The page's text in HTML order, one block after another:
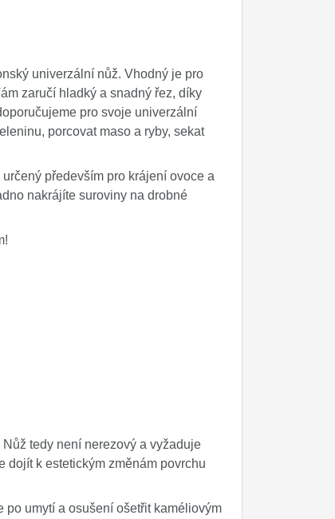
univerzální nůž. Vhodný je pro
zaručí hladký a snadný řez, díky
pro svoje univerzální
porcovat maso a ryby, sekat
především pro krájení ovoce a
nakrájíte suroviny na drobné
tedy není nerezový a vyžaduje
dojít k estetickým změnám povrchu
umytí a osušení ošetřit kaméliovým